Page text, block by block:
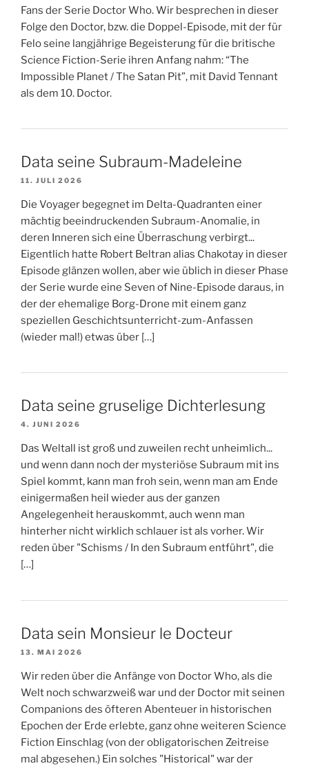
Fans der Serie Doctor Who. Wir besprechen in dieser
Folge den Doctor, bzw. die Doppel-Episode, mit der für
Felo seine langjährige Begeisterung für die britische
Science Fiction-Serie ihren Anfang nahm: “The
Impossible Planet / The Satan Pit”, mit David Tennant
als dem 10. Doctor.
Data seine Subraum-Madeleine
11. JULI 2026
Die Voyager begegnet im Delta-Quadranten einer
mächtig beeindruckenden Subraum-Anomalie, in
deren Inneren sich eine Überraschung verbirgt...
Eigentlich hatte Robert Beltran alias Chakotay in dieser
Episode glänzen wollen, aber wie üblich in dieser Phase
der Serie wurde eine Seven of Nine-Episode daraus, in
der der ehemalige Borg-Drone mit einem ganz
speziellen Geschichtsunterricht-zum-Anfassen
(wieder mal!) etwas über […]
Data seine gruselige Dichterlesung
4. JUNI 2026
Das Weltall ist groß und zuweilen recht unheimlich...
und wenn dann noch der mysteriöse Subraum mit ins
Spiel kommt, kann man froh sein, wenn man am Ende
einigermaßen heil wieder aus der ganzen
Angelegenheit herauskommt, auch wenn man
hinterher nicht wirklich schlauer ist als vorher. Wir
reden über "Schisms / In den Subraum entführt", die
[…]
Data sein Monsieur le Docteur
13. MAI 2026
Wir reden über die Anfänge von Doctor Who, als die
Welt noch schwarzweiß war und der Doctor mit seinen
Companions des öfteren Abenteuer in historischen
Epochen der Erde erlebte, ganz ohne weiteren Science
Fiction Einschlag (von der obligatorischen Zeitreise
mal abgesehen.) Ein solches "Historical" war der